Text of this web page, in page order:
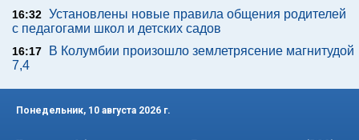
16:32 Установлены новые правила общения родителей
с педагогами школ и детских садов
16:17
В Колумбии произошло землетрясение магнитудой
7,4
Понедельник, 10 августа 2026 г.